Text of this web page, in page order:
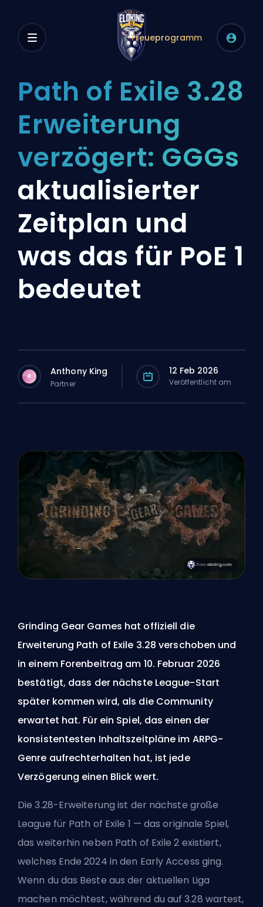
Treueprogramm
Path of Exile 3.28
Erweiterung
verzögert: GGGs
aktualisierter
Zeitplan und
was das für PoE 1
bedeutet
A Anthony King
Partner
12 Feb 2026
Veröffentlicht am
Grinding Gear Games hat offiziell die
Erweiterung Path of Exile 3.28 verschoben und
in einem Forenbeitrag am 10. Februar 2026
bestätigt, dass der nächste League-Start
später kommen wird, als die Community
erwartet hat. Für ein Spiel, das einen der
konsistentesten Inhaltszeitpläne im ARPG-
Genre aufrechterhalten hat, ist jede
Verzögerung einen Blick wert.
Die 3.28-Erweiterung ist der nächste große
League für Path of Exile 1 — das originale Spiel,
das weiterhin neben Path of Exile 2 existiert,
welches Ende 2024 in den Early Access ging.
Wenn du das Beste aus der aktuellen Liga
machen möchtest, während du auf 3.28 wartest,